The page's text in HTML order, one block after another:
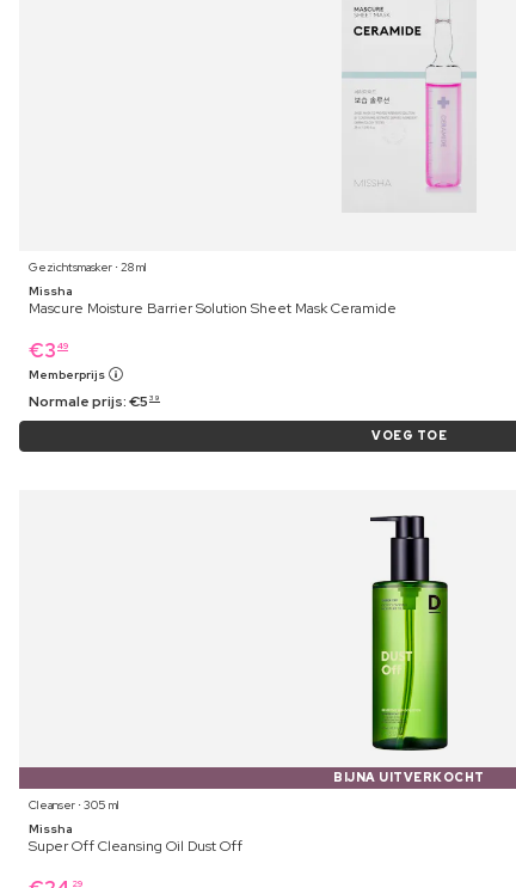
Gezichtsmasker ⋅ 28 ml
Missha
Mascure Moisture Barrier Solution Sheet Mask Ceramide
€3 49
Memberprijs
Normale prijs:€5 39
VOEG TOE
BIJNA UITVERKOCHT
Cleanser ⋅ 305 ml
Missha
Super Off Cleansing Oil Dust Off
29